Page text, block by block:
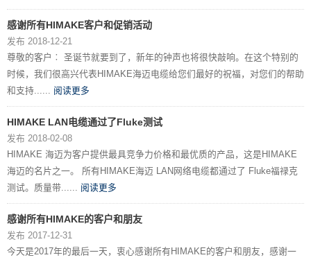
感谢所有HIMAKE客户和促销活动
发布 2018-12-21
尊敬的客户︰ 圣诞节就要到了，新年的钟声也将很快敲响。在这个特别的
时候，我们很高兴代表HIMAKE海迈电缆给您们最好的祝福，对您们的帮助
和支持...... 阅读更多
HIMAKE LAN电缆通过了Fluke测试
发布 2018-02-08
HIMAKE 海迈为客户提供最具竞争力价格和最优质的产品，这是HIMAKE
海迈的名片之一。 所有HIMAKE海迈 LAN网络电缆都通过了 Fluke福禄克
测试。质量带...... 阅读更多
感谢所有HIMAKE的客户和朋友
发布 2017-12-31
今天是2017年的最后一天，衷心感谢所有HIMAKE的客户和朋友，感谢一